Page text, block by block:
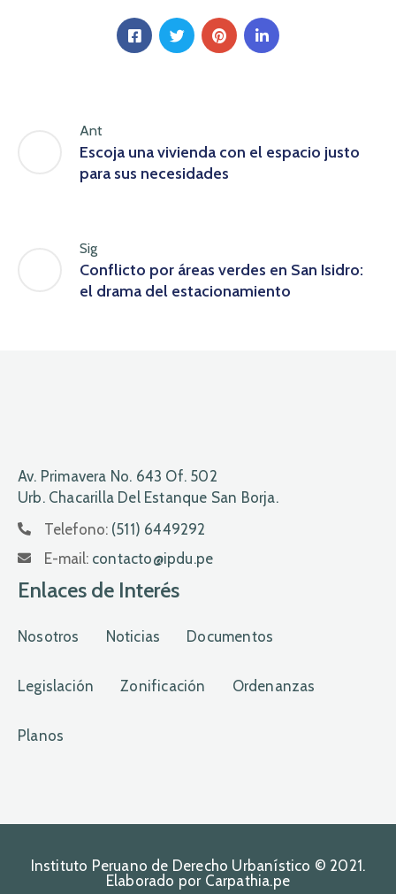
Ant
Escoja una vivienda con el espacio justo
para sus necesidades
Sig
Conflicto por áreas verdes en San Isidro:
el drama del estacionamiento
Av. Primavera No. 643 Of. 502
Urb. Chacarilla Del Estanque San Borja.
Telefono: (511) 6449292
E-mail: contacto@ipdu.pe
Enlaces de Interés
Nosotros Noticias Documentos
Legislación Zonificación Ordenanzas
Planos
Instituto Peruano de Derecho Urbanístico © 2021.
Elaborado por Carpathia.pe